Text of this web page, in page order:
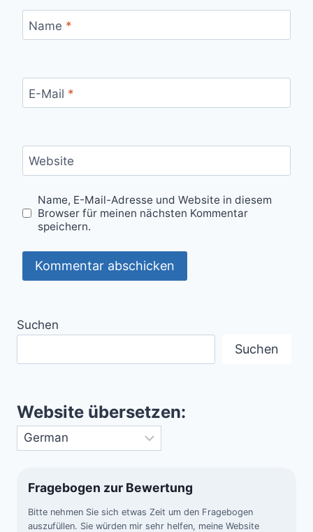
Name *
E-Mail *
Website
Name, E-Mail-Adresse und Website in diesem
Browser für meinen nächsten Kommentar
speichern.
Suchen
Suchen
Website übersetzen:
Fragebogen zur Bewertung
Bitte nehmen Sie sich etwas Zeit um den Fragebogen
auszufüllen. Sie würden mir sehr helfen, meine Website